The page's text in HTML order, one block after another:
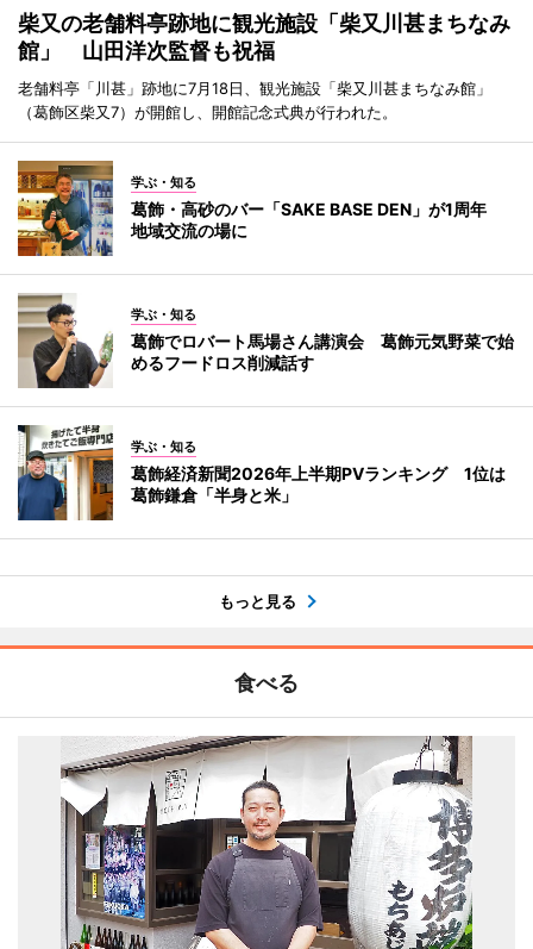
柴又の老舗料亭跡地に観光施設「柴又川甚まちなみ
館」 山田洋次監督も祝福
老舗料亭「川甚」跡地に7月18日、観光施設「柴又川甚まちなみ館」
（葛飾区柴又7）が開館し、開館記念式典が行われた。
学ぶ・知る
葛飾・高砂のバー「SAKE BASE DEN」が1周年
地域交流の場に
学ぶ・知る
葛飾でロバート馬場さん講演会 葛飾元気野菜で始
めるフードロス削減話す
学ぶ・知る
葛飾経済新聞2026年上半期PVランキング 1位は
葛飾鎌倉「半身と米」
もっと見る
食べる